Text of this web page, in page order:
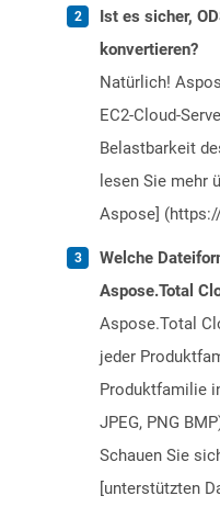
Ist es sicher,
konvertieren?
Natürlich!
EC2-Cloud-
Belastbarkeit
lesen Sie mehr
Aspose]
Welche
Aspose.Total
Aspose.Total
jeder
Produktfamilie in
JPEG, PNG
Schauen Sie
[unterstützten